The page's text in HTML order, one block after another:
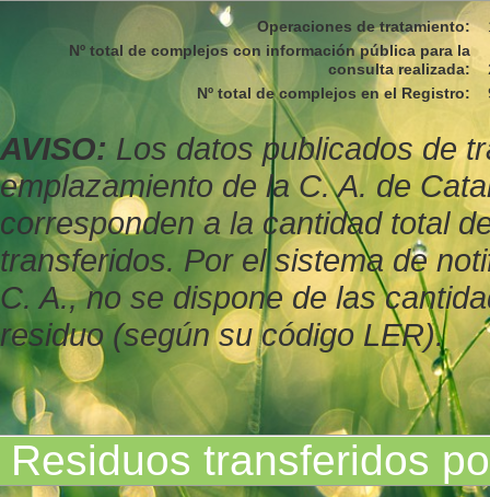
Operaciones de tratamiento:
Nº total de complejos con información pública para la
consulta realizada:
Nº total de complejos en el Registro:
AVISO: Los datos publicados de
emplazamiento de la C. A. de
corresponden a la cantidad total
transferidos. Por el sistema de
C. A., no se dispone de las
residuo (según su código LER).
Residuos transferidos